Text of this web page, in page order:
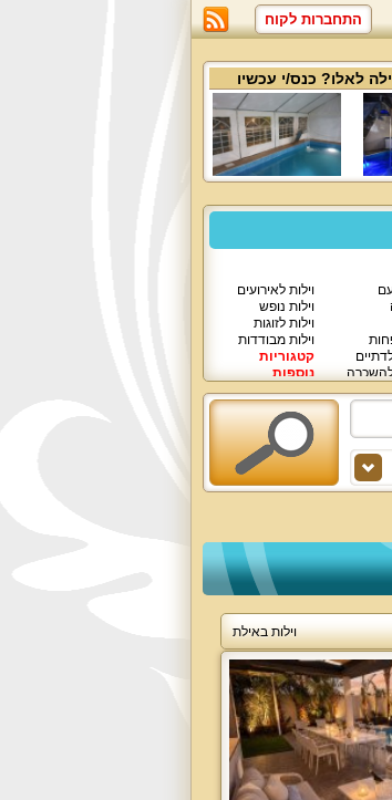
התחברות לקוח
לאלו? כנס/י עכשיו
להשכרה
וילות לאירועים
וילות נופש
וילות לזוגות
וילות מבודדות
קטגוריות
נוספות
וילות באילת